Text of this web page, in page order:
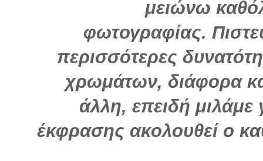
μειώνω
φωτογραφίας.
περισσότερες
χρωμάτων, διάφορα
άλλη, επειδή μιλάμε
έκφρασης ακολουθεί ο